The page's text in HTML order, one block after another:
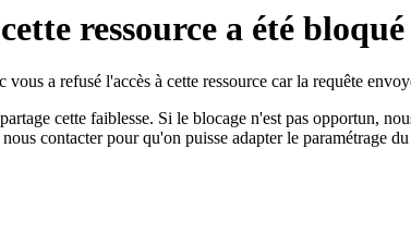
ressource a été bloqué
a refusé l'accès à cette ressource car la requête
cette faiblesse. Si le blocage n'est pas opportun,
contacter pour qu'on puisse adapter le paramétrage